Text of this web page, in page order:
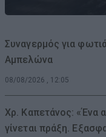
Συναγερμός για
Αμπελώνα
08/08/2026 , 12:05
Χρ. Καπετάνος: «Ένα
γίνεται πράξη.